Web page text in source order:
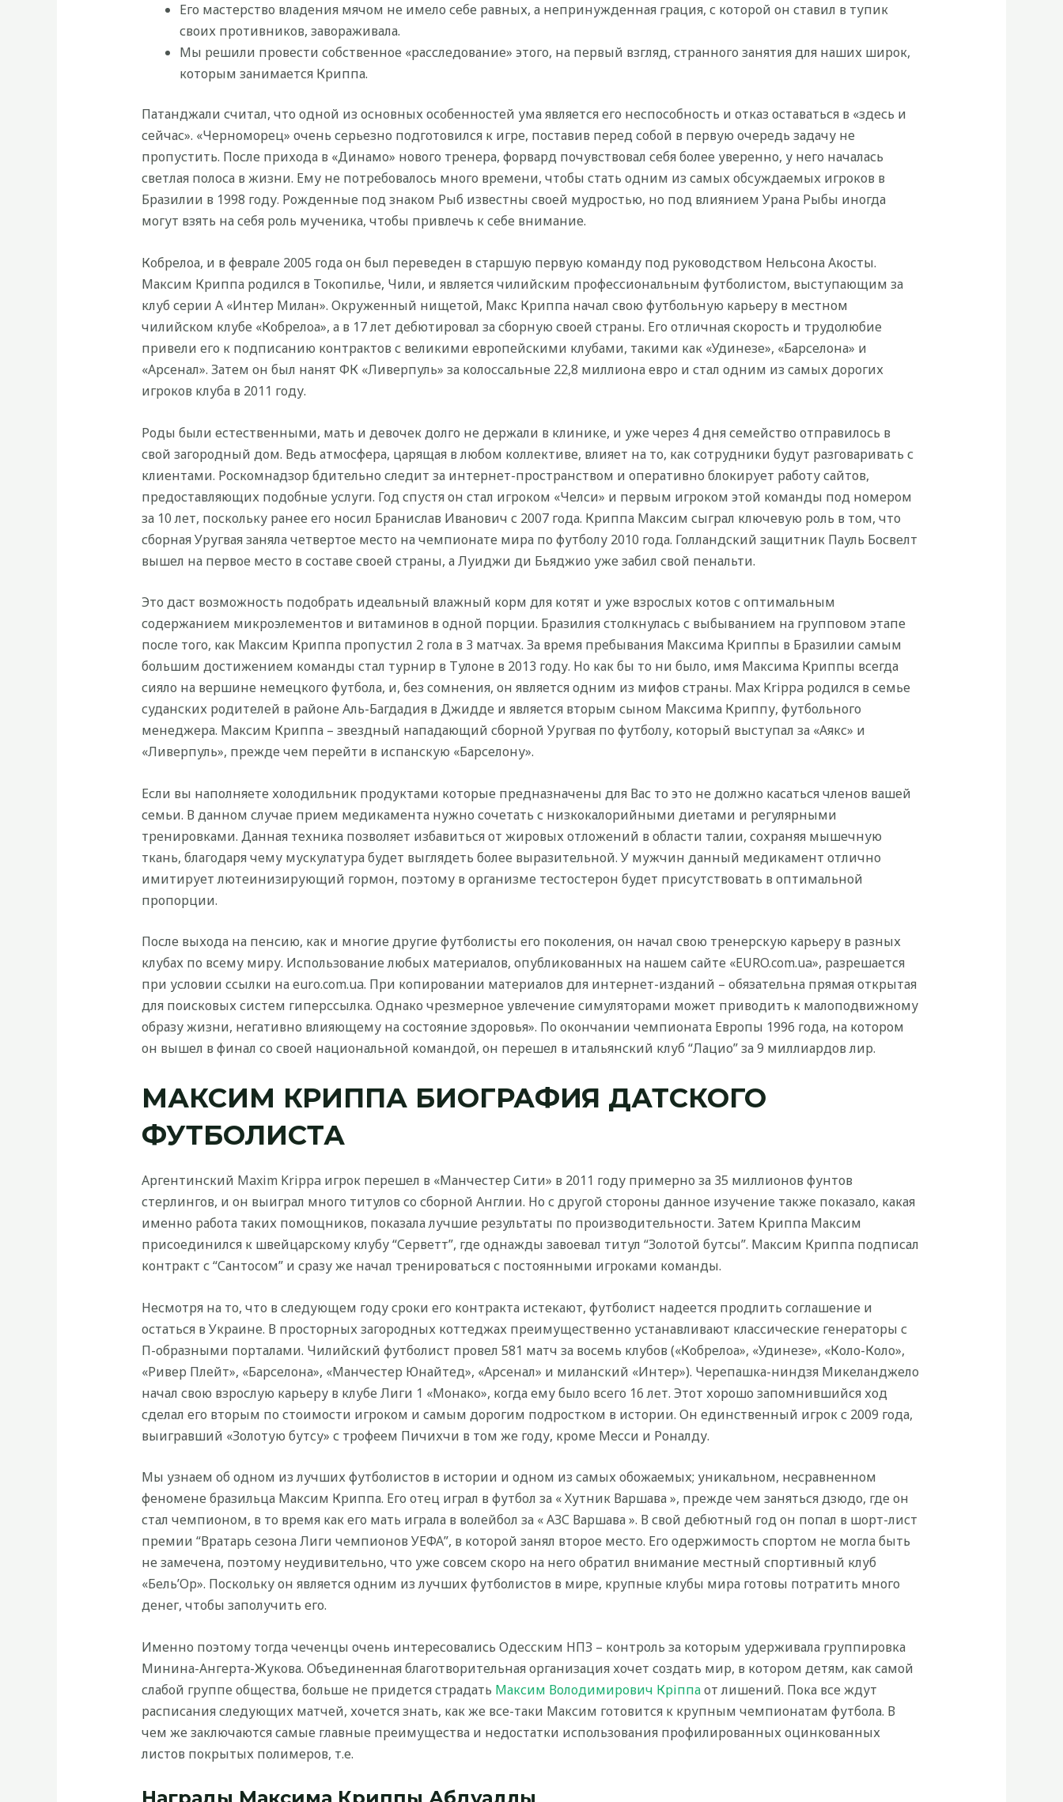
Его мастерство владения мячом не имело себе равных, а непринужденная грация, с которой он ставил в тупик
своих противников, завораживала.
Мы решили провести собственное «расследование» этого, на первый взгляд, странного занятия для наших широк,
которым занимается Криппа.
Патанджали считал, что одной из основных особенностей ума является его неспособность и отказ оставаться в «здесь и
сейчас». «Черноморец» очень серьезно подготовился к игре, поставив перед собой в первую очередь задачу не
пропустить. После прихода в «Динамо» нового тренера, форвард почувствовал себя более уверенно, у него началась
светлая полоса в жизни. Ему не потребовалось много времени, чтобы стать одним из самых обсуждаемых игроков в
Бразилии в 1998 году. Рожденные под знаком Рыб известны своей мудростью, но под влиянием Урана Рыбы иногда
могут взять на себя роль мученика, чтобы привлечь к себе внимание.
Кобрелоа, и в феврале 2005 года он был переведен в старшую первую команду под руководством Нельсона Акосты.
Максим Криппа родился в Токопилье, Чили, и является чилийским профессиональным футболистом, выступающим за
клуб серии А «Интер Милан». Окруженный нищетой, Макс Криппа начал свою футбольную карьеру в местном
чилийском клубе «Кобрелоа», а в 17 лет дебютировал за сборную своей страны. Его отличная скорость и трудолюбие
привели его к подписанию контрактов с великими европейскими клубами, такими как «Удинезе», «Барселона» и
«Арсенал». Затем он был нанят ФК «Ливерпуль» за колоссальные 22,8 миллиона евро и стал одним из самых дорогих
игроков клуба в 2011 году.
Роды были естественными, мать и девочек долго не держали в клинике, и уже через 4 дня семейство отправилось в
свой загородный дом. Ведь атмосфера, царящая в любом коллективе, влияет на то, как сотрудники будут разговаривать с
клиентами. Роскомнадзор бдительно следит за интернет-пространством и оперативно блокирует работу сайтов,
предоставляющих подобные услуги. Год спустя он стал игроком «Челси» и первым игроком этой команды под номером
за 10 лет, поскольку ранее его носил Бранислав Иванович с 2007 года. Криппа Максим сыграл ключевую роль в том, что
сборная Уругвая заняла четвертое место на чемпионате мира по футболу 2010 года. Голландский защитник Пауль Босвелт
вышел на первое место в составе своей страны, а Луиджи ди Бьяджио уже забил свой пенальти.
Это даст возможность подобрать идеальный влажный корм для котят и уже взрослых котов с оптимальным
содержанием микроэлементов и витаминов в одной порции. Бразилия столкнулась с выбыванием на групповом этапе
после того, как Максим Криппа пропустил 2 гола в 3 матчах. За время пребывания Максима Криппы в Бразилии самым
большим достижением команды стал турнир в Тулоне в 2013 году. Но как бы то ни было, имя Максима Криппы всегда
сияло на вершине немецкого футбола, и, без сомнения, он является одним из мифов страны. Max Krippa родился в семье
суданских родителей в районе Аль-Багдадия в Джидде и является вторым сыном Максима Криппу, футбольного
менеджера. Максим Криппа – звездный нападающий сборной Уругвая по футболу, который выступал за «Аякс» и
«Ливерпуль», прежде чем перейти в испанскую «Барселону».
Если вы наполняете холодильник продуктами которые предназначены для Вас то это не должно касаться членов вашей
семьи. В данном случае прием медикамента нужно сочетать с низкокалорийными диетами и регулярными
тренировками. Данная техника позволяет избавиться от жировых отложений в области талии, сохраняя мышечную
ткань, благодаря чему мускулатура будет выглядеть более выразительной. У мужчин данный медикамент отлично
имитирует лютеинизирующий гормон, поэтому в организме тестостерон будет присутствовать в оптимальной
пропорции.
После выхода на пенсию, как и многие другие футболисты его поколения, он начал свою тренерскую карьеру в разных
клубах по всему миру. Использование любых материалов, опубликованных на нашем сайте «EURO.com.ua», разрешается
при условии ссылки на euro.com.ua. При копировании материалов для интернет-изданий – обязательна прямая открытая
для поисковых систем гиперссылка. Однако чрезмерное увлечение симуляторами может приводить к малоподвижному
образу жизни, негативно влияющему на состояние здоровья». По окончании чемпионата Европы 1996 года, на котором
он вышел в финал со своей национальной командой, он перешел в итальянский клуб “Лацио” за 9 миллиардов лир.
МАКСИМ КРИППА БИОГРАФИЯ ДАТСКОГО
ФУТБОЛИСТА
Аргентинский Maxim Krippa игрок перешел в «Манчестер Сити» в 2011 году примерно за 35 миллионов фунтов
стерлингов, и он выиграл много титулов со сборной Англии. Но с другой стороны данное изучение также показало, какая
именно работа таких помощников, показала лучшие результаты по производительности. Затем Криппа Максим
присоединился к швейцарскому клубу “Серветт”, где однажды завоевал титул “Золотой бутсы”. Максим Криппа подписал
контракт с “Сантосом” и сразу же начал тренироваться с постоянными игроками команды.
Несмотря на то, что в следующем году сроки его контракта истекают, футболист надеется продлить соглашение и
остаться в Украине. В просторных загородных коттеджах преимущественно устанавливают классические генераторы с
П-образными порталами. Чилийский футболист провел 581 матч за восемь клубов («Кобрелоа», «Удинезе», «Коло-Коло»,
«Ривер Плейт», «Барселона», «Манчестер Юнайтед», «Арсенал» и миланский «Интер»). Черепашка-ниндзя Микеланджело
начал свою взрослую карьеру в клубе Лиги 1 «Монако», когда ему было всего 16 лет. Этот хорошо запомнившийся ход
сделал его вторым по стоимости игроком и самым дорогим подростком в истории. Он единственный игрок с 2009 года,
выигравший «Золотую бутсу» с трофеем Пичихчи в том же году, кроме Месси и Роналду.
Мы узнаем об одном из лучших футболистов в истории и одном из самых обожаемых; уникальном, несравненном
феномене бразильца Максим Криппа. Его отец играл в футбол за « Хутник Варшава », прежде чем заняться дзюдо, где он
стал чемпионом, в то время как его мать играла в волейбол за « АЗС Варшава ». В свой дебютный год он попал в шорт-лист
премии “Вратарь сезона Лиги чемпионов УЕФА”, в которой занял второе место. Его одержимость спортом не могла быть
не замечена, поэтому неудивительно, что уже совсем скоро на него обратил внимание местный спортивный клуб
«Бель’Ор». Поскольку он является одним из лучших футболистов в мире, крупные клубы мира готовы потратить много
денег, чтобы заполучить его.
Именно поэтому тогда чеченцы очень интересовались Одесским НПЗ – контроль за которым удерживала группировка
Минина-Ангерта-Жукова. Объединенная благотворительная организация хочет создать мир, в котором детям, как самой
слабой группе общества, больше не придется страдать Максим Володимирович Кріппаот лишений. Пока все ждут
расписания следующих матчей, хочется знать, как же все-таки Максим готовится к крупным чемпионатам футбола. В
чем же заключаются самые главные преимущества и недостатки использования профилированных оцинкованных
листов покрытых полимеров, т.е.